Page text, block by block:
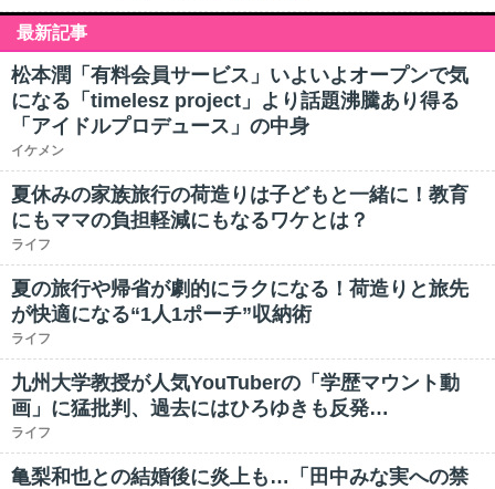
最新記事
松本潤「有料会員サービス」いよいよオープンで気
になる「timelesz project」より話題沸騰あり得る
「アイドルプロデュース」の中身
イケメン
夏休みの家族旅行の荷造りは子どもと一緒に！教育
にもママの負担軽減にもなるワケとは？
ライフ
夏の旅行や帰省が劇的にラクになる！荷造りと旅先
が快適になる“1人1ポーチ”収納術
ライフ
九州大学教授が人気YouTuberの「学歴マウント動
画」に猛批判、過去にはひろゆきも反発…
ライフ
亀梨和也との結婚後に炎上も…「田中みな実への禁